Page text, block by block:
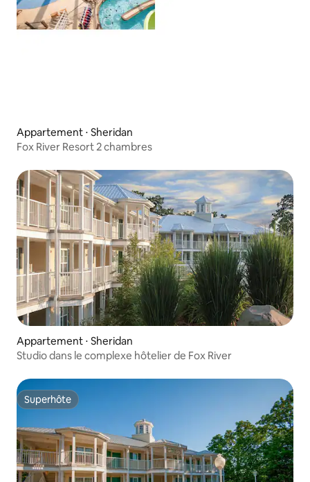
Appartement ⋅ Sheridan
Fox River Resort 2 chambres
Appartement ⋅ Sheridan
Studio dans le complexe hôtelier de Fox River
Superhôte
Superhôte